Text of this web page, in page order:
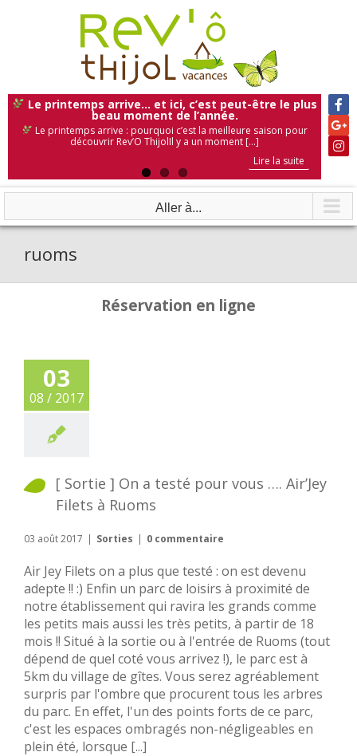
Le printemps arrive… et ici, c’est peut-être le plus
beau moment de l’année.
Le printemps arrive : pourquoi c’est la meilleure saison pour
découvrir Rev’O ThijolIl y a un moment [...]
Lire la suite
Lire la suite
Lire la suite
Aller à...
ruoms
Réservation en ligne
03
08 / 2017
[ Sortie ] On a testé pour vous …. Air’Jey
Filets à Ruoms
03 août 2017 | Sorties | 0 commentaire
Air Jey Filets on a plus que testé : on est devenu
adepte !! :) Enfin un parc de loisirs à proximité de
notre établissement qui ravira les grands comme
les petits mais aussi les très petits, à partir de 18
mois !! Situé à la sortie ou à l'entrée de Ruoms (tout
dépend de quel coté vous arrivez !), le parc est à
5km du village de gîtes. Vous serez agréablement
surpris par l'ombre que procurent tous les arbres
du parc. En effet, l'un des points forts de ce parc,
c'est les espaces ombragés non-négligeables en
plein été, lorsque [...]